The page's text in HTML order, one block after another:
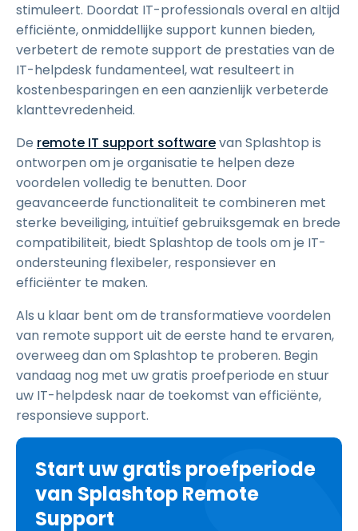
stimuleert. Doordat IT-professionals overal en altijd
efficiënte, onmiddellijke support kunnen bieden,
verbetert de remote support de prestaties van de
IT-helpdesk fundamenteel, wat resulteert in
kostenbesparingen en een aanzienlijk verbeterde
klanttevredenheid.
De remote IT support softwarevan Splashtop is
ontworpen om je organisatie te helpen deze
voordelen volledig te benutten. Door
geavanceerde functionaliteit te combineren met
sterke beveiliging, intuïtief gebruiksgemak en brede
compatibiliteit, biedt Splashtop de tools om je IT-
ondersteuning flexibeler, responsiever en
efficiënter te maken.
Als u klaar bent om de transformatieve voordelen
van remote support uit de eerste hand te ervaren,
overweeg dan om Splashtop te proberen. Begin
vandaag nog met uw gratis proefperiode en stuur
uw IT-helpdesk naar de toekomst van efficiënte,
responsieve support.
Start uw gratis proefperiode
van Splashtop Remote
Support